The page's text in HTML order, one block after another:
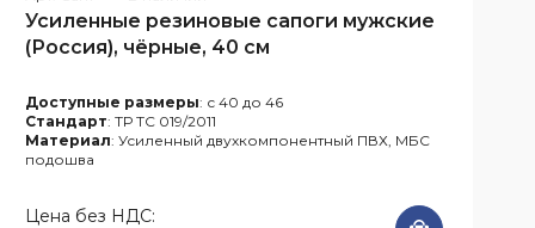
Усиленные резиновые сапоги мужские
(Россия), чёрные, 40 см
Доступные размеры: с 40 до 46
Стандарт: ТР ТС 019/2011
Материал: Усиленный двухкомпонентный ПВХ, МБС
подошва
Цена без НДС: